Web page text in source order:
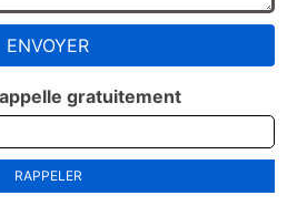
gratuitement